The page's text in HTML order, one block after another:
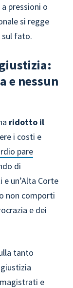
pressioni o
si regge
sul fato.
e nessun
ridotto il
i costi e
pare
di
un’Alta Corte
non comporti
e dei
tanto
e